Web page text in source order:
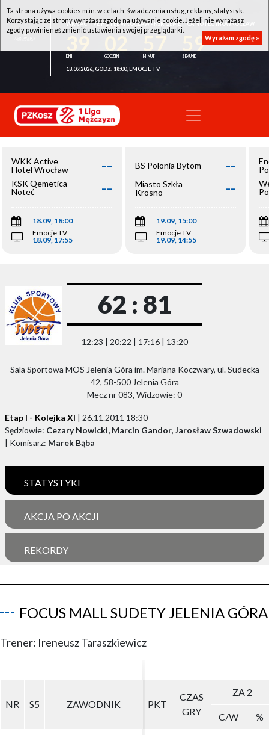
WKK ACTIVE HOTEL WROCŁAW - KSK QEMETICA NOTEĆ INOWROCŁAW
59
18.09.2026, GODZ. 18:00, EMOCJE TV
WKK Active
Hotel Wrocław
--
KSK Qemetica
Noteć
Inowrocław
--
18.09, 18:00
Emocje TV
18.09, 17:55
BS Polonia Bytom --
Miasto Szkła
Krosno
--
19.09, 15:00
Emocje TV
19.09, 14:55
62 : 81
12:23 | 20:22 | 17:16 | 13:20
Sala Sportowa MOS Jelenia Góra im. Mariana Koczwary, ul. Sudecka
42, 58-500 Jelenia Góra
Mecz nr 083, Widzowie: 0
Etap I - Kolejka XI | 26.11.2011 18:30
Sędziowie: Cezary Nowicki, Marcin Gandor, Jarosław Szwadowski
| Komisarz: Marek Bąba
STATYSTYKI
AKCJA PO AKCJI
REKORDY
FOCUS MALL SUDETY JELENIA GÓRA
Trener: Ireneusz Taraszkiewicz
NR S5 ZAWODNIK PKT
CZAS
GRY
ZA 2
C/W %
NR S5 ZAWODNIK PKT
CZAS
GRY
ZA 2
C/W %
Ta strona używa cookies m.in. w celach: świadczenia usług, reklamy, statystyk.
Korzystając ze strony wyrażasz zgodę na używanie cookie. Jeżeli nie wyrażasz
zgody powinieneś zmienić ustawienia swojej przeglądarki.
Wyrażam zgodę »